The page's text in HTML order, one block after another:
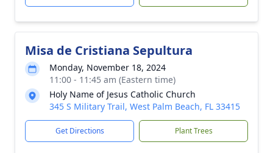
Misa de Cristiana Sepultura
Monday, November 18, 2024
11:00 - 11:45 am (Eastern time)
Holy Name of Jesus Catholic Church
345 S Military Trail, West Palm Beach, FL 33415
Get Directions Plant Trees